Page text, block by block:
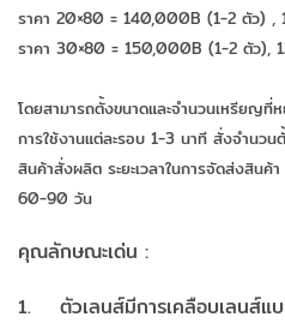
ราคา 20×80 = 140,000B (1-2 ตัว) ,
ราคา 30×80 = 150,000B (1-2 ตัว),
โดยสามารถตั้งขนาดและจำนวนเหรียญที่
การใช้งานแต่ละรอบ 1-3 นาที สั่งจำนว
สินค้าสั่งผลิต ระยะเวลาในการจัดส่งสิน
60-90 วัน
คุณลักษณะเด่น :
1. ตัวเลนส์มีการเคลือบเลนส์แ